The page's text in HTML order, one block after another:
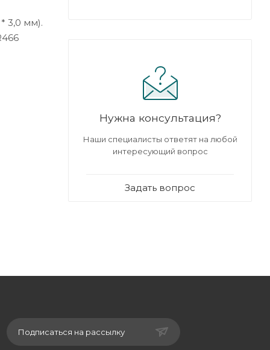
3,0 мм).
Нужна консультация?
Наши специалисты ответят на любой
интересующий вопрос
Задать вопрос
Подписаться на рассылку